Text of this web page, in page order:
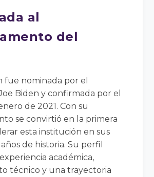
al
del
fue nominada por el
Biden y confirmada por el
de 2021. Con su
se convirtió en la primera
esta institución en sus
de historia. Su perfil
académica,
técnico y una trayectoria